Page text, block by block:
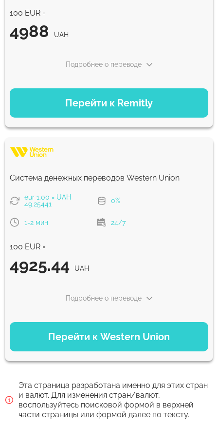
Комиссия Strumok, всегда 0%
100 EUR =
4988 UAH
Перейти к Remitly
Подробнее о переводе
ВАРИАНТЫ ОПЛАТЫ
Экономный
4988 UAH 5 д
4950 UAH
Комиссия Strumok, всегда 0%
Система денежных переводов Western Union
eur 1.00 = UAH
49.25441
0%
1-2 мин 24/7
100 EUR =
4925.44 UAH
Перейти к Western Union
Подробнее о переводе
ВАРИАНТЫ ОПЛАТЫ
Debit/Credit Сard
4925.44 UAH 1-2 мин
Google Pay
4925.44 UAH
Эта страница разработана именно для этих стран
и валют. Для изменения стран/валют,
воспользуйтесь поисковой формой в верхней
части страницы или формой далее по тексту.